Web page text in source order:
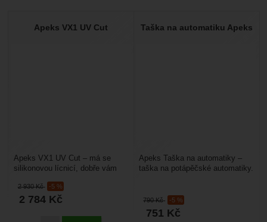
Apeks VX1 UV Cut
2 930Kč -5 %
2 784 Kč
Apeks VX1 UV Cut – má se
silikonovou lícnicí, dobře vám
propouštět vodu....
Taška na automatiku Apeks
790Kč -5 %
751 Kč
Apeks Taška na automatiky –
taška na potápěčské automatiky.